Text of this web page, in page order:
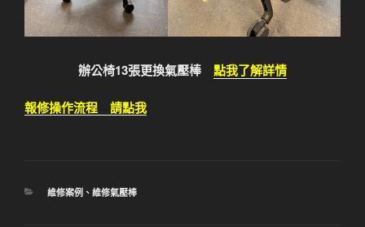
辦公椅13張更換氣壓棒 點我了解詳情
報修操作流程 請點我
分
維修案例、 維修氣壓棒